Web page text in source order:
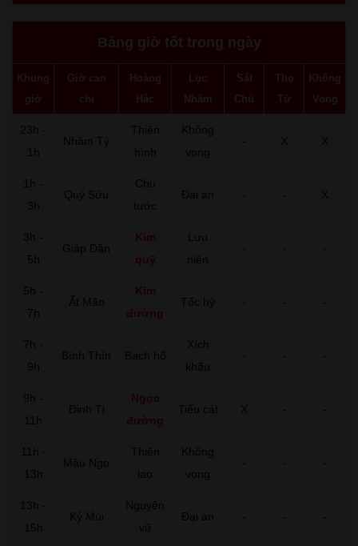
Bảng giờ tốt trong ngày
Khung
giờ
Giờ can
chi
Hoàng
Hắc
Lục
Nhâm
Sát
Chủ
Thọ
Tử
Không
Vong
23h -
1h
Nhâm Tý
Thiên
hình
Không
vong
- X X
1h -
3h
Quý Sửu
Chu
tước
Đại an - - X
3h -
5h
Giáp Dần
Kim
quỹ
Lưu
niên
- - -
5h -
7h
Ất Mão
Kim
đường
Tốc hỷ - - -
7h -
9h
Bính Thìn Bạch hổ
Xích
khẩu
- - -
9h -
11h
Đinh Tị
Ngọc
đường
Tiểu cát X - -
11h -
13h
Mậu Ngọ
Thiên
lao
Không
vong
- - -
13h -
15h
Kỷ Mùi
Nguyên
vũ
Đại an - - -